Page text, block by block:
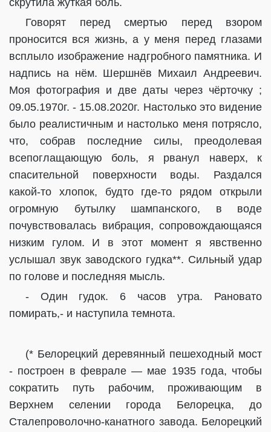
Говорят перед смертью перед взором
проносится вся жизнь, а у меня перед глазами
всплыло изображение надгробного памятника. И
надпись на нём. Шершнёв Михаил Андреевич.
Моя фотография и две даты через чёрточку ;
09.05.1970г. - 15.08.2020г. Настолько это видение
было реалистичным и настолько меня потрясло,
что, собрав последние силы, преодолевая
всепоглащающую боль, я рванул наверх, к
спасительной поверхности воды. Раздался
какой-то хлопок, будто где-то рядом открыли
огромную бутылку шампанского, в воде
почувствовалась вибрация, сопровождающаяся
низким гулом. И в этот момент я явственно
услышал звук заводского гудка**. Сильный удар
по голове и последняя мысль.
- Один гудок. 6 часов утра. Рановато
помирать,- и наступила темнота.
(* Белорецкий деревянный пешеходный мост
- построен в феврале — мае 1935 года, чтобы
сократить путь рабочим, проживающим в
Верхнем селении города Белорецка, до
Сталепроволочно-канатного завода. Белорецкий